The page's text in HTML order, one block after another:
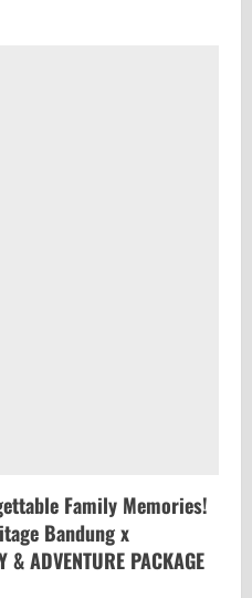
Family Memories!
Bandung x
ADVENTURE PACKAGE